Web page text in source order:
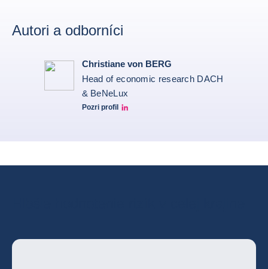
Autori a odborníci
Christiane von BERG
Head of economic research DACH
& BeNeLux
Pozri profil
Christiane von berg linkedin